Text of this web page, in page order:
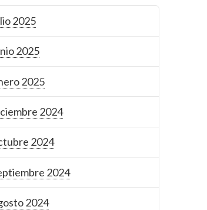
2025
2025
2025
2024
2024
2024
2024